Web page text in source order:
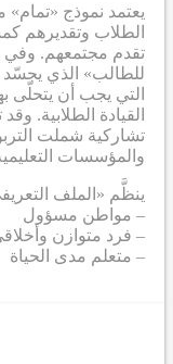
يعتمد نموذج «تمام»
الطلاب وتقديرهم
تقدم مجتمعهم. وفي
للطالب» الذي يجسّد
التي يجب أن يتحلّى
القيادة الطلابية.
تشاركية شملت
والمؤسسات
ينظَّم «الملف
– مواطن مسؤول
– فرد متوازن
– متعلم مدى الحياة